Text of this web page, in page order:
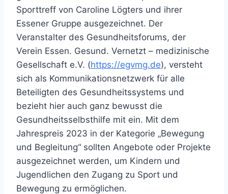
Sporttreff von Caroline Lögters und ihrer
Essener Gruppe ausgezeichnet. Der
Veranstalter des Gesundheitsforums, der
Verein Essen. Gesund. Vernetzt – medizinische
Gesellschaft e.V. (https://egvmg.de), versteht
sich als Kommunikationsnetzwerk für alle
Beteiligten des Gesundheitssystems und
bezieht hier auch ganz bewusst die
Gesundheitsselbsthilfe mit ein. Mit dem
Jahrespreis 2023 in der Kategorie „Bewegung
und Begleitung“ sollten Angebote oder Projekte
ausgezeichnet werden, um Kindern und
Jugendlichen den Zugang zu Sport und
Bewegung zu ermöglichen.